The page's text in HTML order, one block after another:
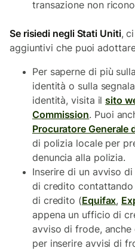
transazione non
Se risiedi negli Stati Uniti,
aggiuntivi che puoi
Per saperne di più
identità o sulla
identità, visita ilsito
Commission. Puoi
Procuratore Generale
di polizia locale per
denuncia alla polizia.
Inserire di un avviso
di credito
di credito (Equifax,
appena un ufficio di
avviso di frode,
per inserire avvisi di